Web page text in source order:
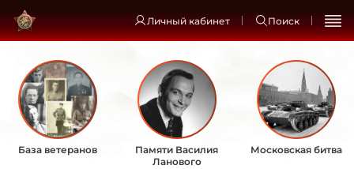
Личный кабинет Поиск
База ветеранов
Памяти Василия
Ланового
Московская битва